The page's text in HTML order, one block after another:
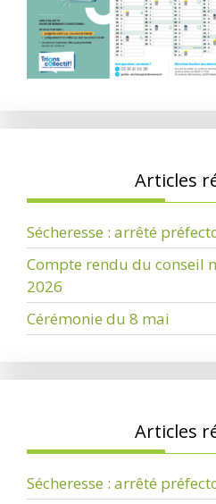
Articles
Sécheresse : arrêté
Compte rendu du conseil
2026
Cérémonie du 8 mai
Articles
Sécheresse : arrêté